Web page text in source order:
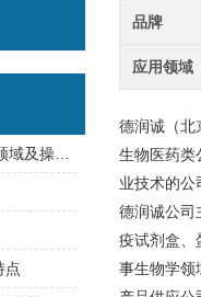
品牌
应用领域
德润诚（北
生物医药类
业技术的公
德润诚公司
疫试剂盒、
事生物学领
点